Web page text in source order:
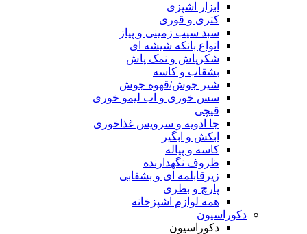
ابزار اشپزی
کتری و قوری
سبد سیب زمینی و پیاز
انواع بانکه شیشه ای
شکرپاش و نمک پاش
بشقاب و کاسه
شیر جوش/قهوه جوش
سس خوری و اب لیمو خوری
قیچی
جا ادویه و سرویس غذاخوری
ابکش و ابگیر
کاسه و پیاله
ظروف نگهدارنده
زیرقابلمه ای و بشقابی
پارچ و بطری
همه لوازم اشپزخانه
دکوراسیون
دکوراسیون